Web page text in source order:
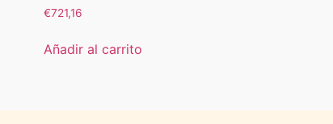
€721,16
Añadir al carrito